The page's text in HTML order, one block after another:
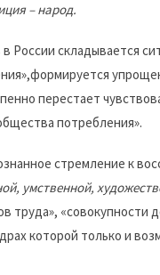
– народ.
России складывается
перестает
потребления».
стремление к
умственной,
труда»,
которой только и